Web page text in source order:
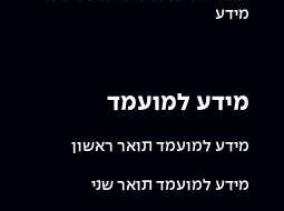
מידע
מידע למועמד
מידע למועמד תואר ראשון
מידע למועמד תואר שני